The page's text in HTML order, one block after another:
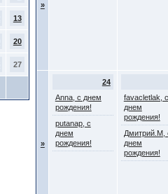
13
20
27
»
»
24
Anna, с днем
рождения!
putanap, с
днем
рождения!
favacletlak, с
днем
рождения!
Дмитрий.М,
днем
рождения!